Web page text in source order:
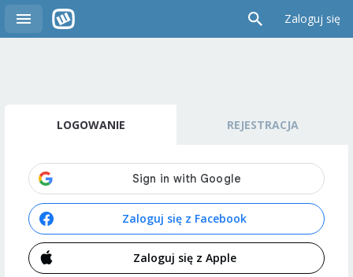
Zaloguj się
LOGOWANIE REJESTRACJA
Zaloguj się z Facebook
Zaloguj się z Apple